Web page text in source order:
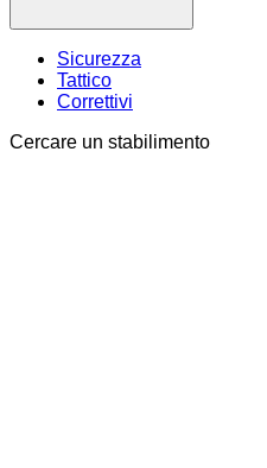
Sicurezza
Tattico
Correttivi
Cercare un stabilimento